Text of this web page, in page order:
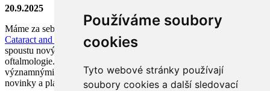
Používáme soubory
cookies
Tyto webové stránky používají
soubory cookies a další sledovací
20.9.2025
Máme za sebou skvělé dny na kongresu The European Society of
Cataract and Refractive Surgeons (ESCRS)
spoustu nových zkušeností, poznatků a inspirace z oboru
oftalmologie. Velmi si vážíme příležitosti setkat se s našimi
významnými dodavateli a partnery, se kterými jsme mohli probrat
novinky a plány do budoucna.